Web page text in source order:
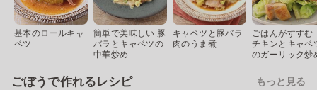
基本のロールキャ
ベツ
簡単で美味しい 豚
バラとキャベツの
中華炒め
キャベツと豚バラ
肉のうま煮
ごはんがすすむ
チキンとキャベ
のガーリック炒
ごぼうで作れるレシピ もっと見る